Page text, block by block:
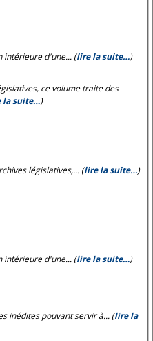
intérieure d'une... (lire la suite…)
ce volume traite des
la suite…)
législatives,... (lire la suite…)
intérieure d'une... (lire la suite…)
inédites pouvant servir à... (lire la